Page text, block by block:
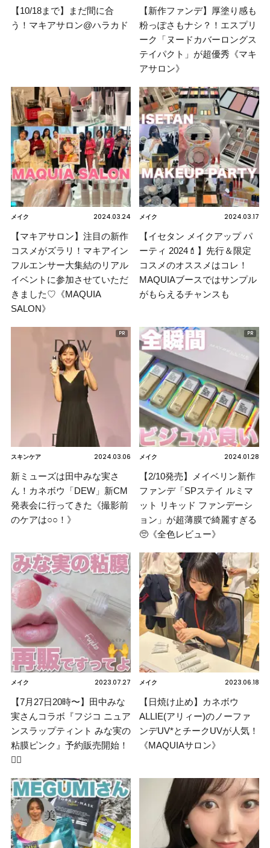
【10/18まで】まだ間に合
う！マキアサロン@ハラカド
【新作ファンデ】厚塗り感も
粉っぽさもナシ？！エスプリ
ーク「ヌードカバーロングス
テイパクト」が超優秀《マキ
アサロン》
メイク 2024.03.24
【マキアサロン】注目の新作
コスメがズラリ！マキアイン
フルエンサー大集結のリアル
イベントに参加させていただ
きました♡《MAQUIA
SALON》
メイク 2024.03.17
【イセタン メイクアップ パ
ーティ 2024💄】先行＆限定
コスメのオススメはコレ！
MAQUIAブースではサンプル
がもらえるチャンスも
スキンケア 2024.03.06
新ミューズは田中みな実さ
ん！カネボウ「DEW」新CM
発表会に行ってきた《撮影前
のケアは○○！》
メイク 2024.01.28
【2/10発売】メイベリン新作
ファンデ「SPステイ ルミマ
ット リキッド ファンデーシ
ョン」が超薄膜で綺麗すぎる
🥺《全色レビュー》
メイク 2023.07.27
【7月27日20時〜】田中みな
実さんコラボ『フジコ ニュア
ンスラップティント みな実の
粘膜ピンク』予約販売開始！
❤️‍🔥
メイク 2023.06.18
【日焼け止め】カネボウ
ALLIE(アリィー)のノーファ
ンデUV*とチークUVが人気！
《MAQUIAサロン》